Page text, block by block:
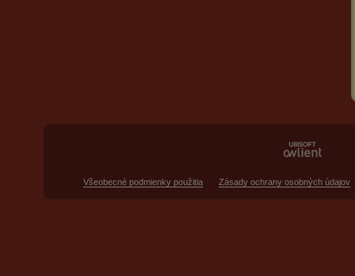
Všeobecné podmienky použitia Zásady ochrany osobných údajov